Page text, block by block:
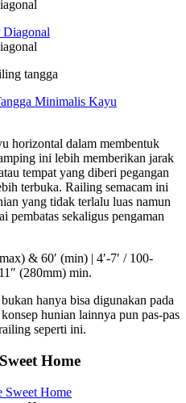
tangga
horizontal dalam membentuk
ini lebih memberikan jarak
tempat yang diberi pegangan
terbuka. Railing semacam ini
yang tidak terlalu luas namun
pembatas sekaligus pengaman
& 60′ (min) | 4′-7′ / 100-
(280mm) min.
hanya bisa digunakan pada
hunian lainnya pun pas-pas
seperti ini.
Home